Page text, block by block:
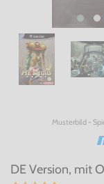
Musterbild -
DE Version, mit